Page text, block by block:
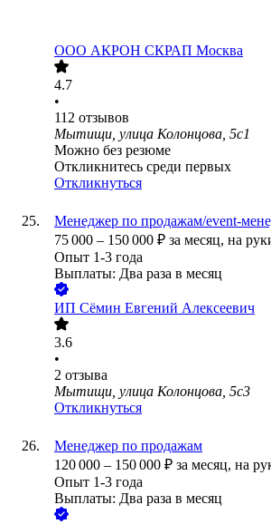
ООО АКРОН СКРАП Москва
4.7
•
112 отзывов
Мытищи, улица Колонцова, 5с1
Можно без резюме
Откликнитесь среди первых
Откликнуться
Менеджер по продажам/event-
75 000 – 150 000 ₽ за месяц, на
Опыт 1-3 года
Выплаты: Два раза в месяц
ИП Сёмин Евгений Алексеевич
3.6
•
2 отзыва
Мытищи, улица Колонцова, 5с3
Откликнуться
Менеджер по продажам
120 000 – 150 000 ₽ за месяц, на
Опыт 1-3 года
Выплаты: Два раза в месяц